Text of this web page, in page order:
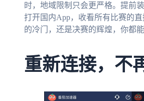
时，地域限制只会更严格。提前
打开国内App，收看所有比赛的
的冷门，还是决赛的辉煌，你都
重新连接，不